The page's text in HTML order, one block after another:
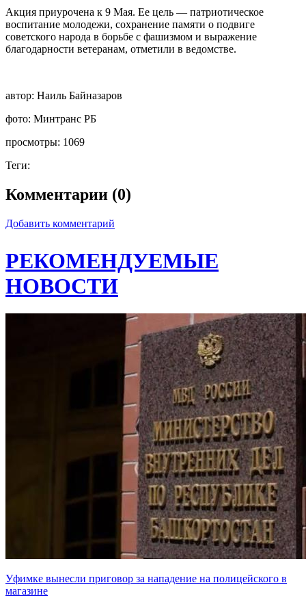
Акция приурочена к 9 Мая. Ее цель — патриотическое
воспитание молодежи, сохранение памяти о подвиге
советского народа в борьбе с фашизмом и выражение
благодарности ветеранам, отметили в ведомстве.
автор: Наиль Байназаров
фото: Минтранс РБ
просмотры: 1069
Теги:
Комментарии (0)
Добавить комментарий
РЕКОМЕНДУЕМЫЕ
НОВОСТИ
Уфимке вынесли приговор за нападение на полицейского в
магазине